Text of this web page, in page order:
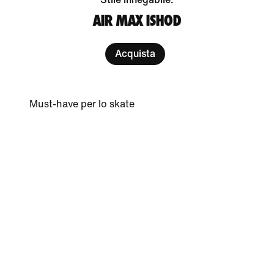
AIR MAX ISHOD
Acquista
Must-have per lo skate